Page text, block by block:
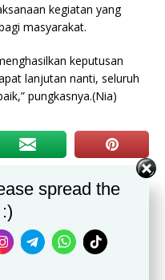
kegiatan yang
masyarakat.
keputusan
lanjutan nanti, seluruh
pungkasnya.(Nia)
Coba Sogok Ketua LSM dan
NEXT
spread the